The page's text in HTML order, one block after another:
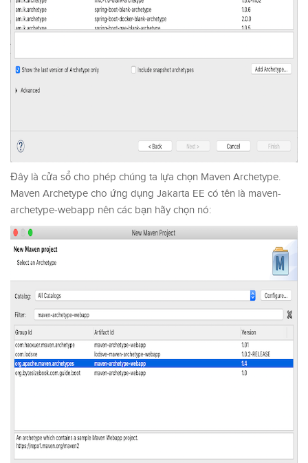
Đây là cửa sổ cho phép chúng ta lựa chọn Maven Archetype.
Maven Archetype cho ứng dụng Jakarta EE có tên là maven-
archetype-webapp nên các bạn hãy chọn nó: